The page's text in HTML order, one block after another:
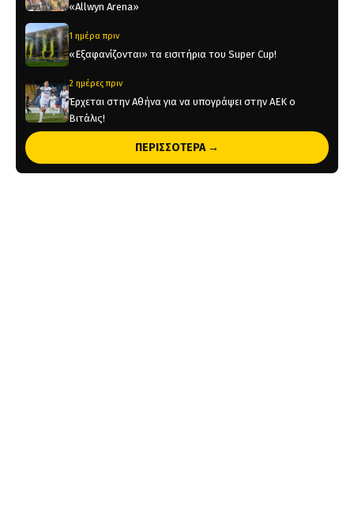
«Allwyn Arena»
1 ημέρα πριν
«Εξαφανίζονται» τα εισιτήρια του Super Cup!
2 ημέρες πριν
Έρχεται στην Αθήνα για να υπογράψει στην ΑΕΚ ο
Βιτάλις!
Ολοκληρώνεται μέσα στην ημέρα η μεταγραφή του
ΠΕΡΙΣΣΟΤΕΡΑ →